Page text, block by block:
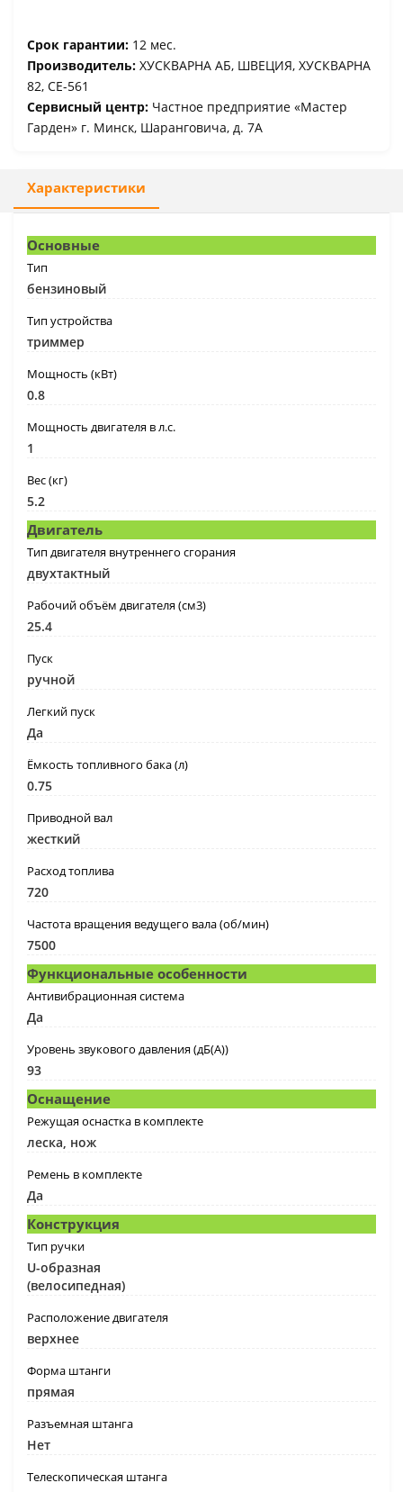
Срок гарантии: 12 мес.
Производитель: ХУСКВАРНА АБ, ШВЕЦИЯ, ХУСКВАРНА
82, СЕ-561
Сервисный центр: Частное предприятие «Мастер
Гарден» г. Минск, Шаранговича, д. 7А
Характеристики
Основные
Тип
бензиновый
Тип устройства
триммер
Мощность (кВт)
0.8
Мощность двигателя в л.с.
1
Вес (кг)
5.2
Двигатель
Тип двигателя внутреннего сгорания
двухтактный
Рабочий объём двигателя (см3)
25.4
Пуск
ручной
Легкий пуск
Да
Ёмкость топливного бака (л)
0.75
Приводной вал
жесткий
Расход топлива
720
Частота вращения ведущего вала (об/мин)
7500
Функциональные особенности
Антивибрационная система
Да
Уровень звукового давления (дБ(А))
93
Оснащение
Режущая оснастка в комплекте
леска, нож
Ремень в комплекте
Да
Конструкция
Тип ручки
U-образная
(велосипедная)
Расположение двигателя
верхнее
Форма штанги
прямая
Разъемная штанга
Нет
Телескопическая штанга